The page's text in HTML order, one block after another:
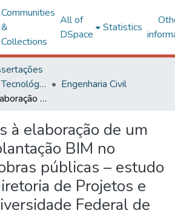
Communities
&
Collections
All of
DSpace
Statistics
Ciências Exatas e Tecnológicas
Engenharia Civil
Contribuições à elaboração de um plano de implantação BIM no contexto de obras públicas – estudo de caso da Diretoria de Projetos e Obras da Universidade Federal de Viçosa
à elaboração de um
BIM no
públicas – estudo
de Projetos e
Federal de